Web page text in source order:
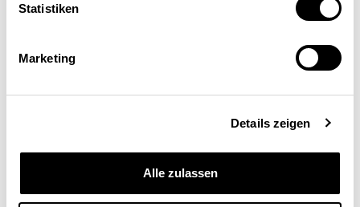
Statistiken
Marketing
Details zeigen
Alle zulassen
Schweizerische
Confédération suisse
Confederazione Svizzera